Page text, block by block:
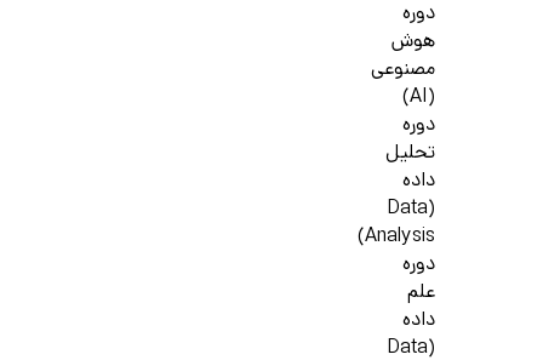
دوره
هوش
مصنوعی
(AI)
دوره
تحلیل
داده
(Data
Analysis)
دوره
علم
داده
(Data